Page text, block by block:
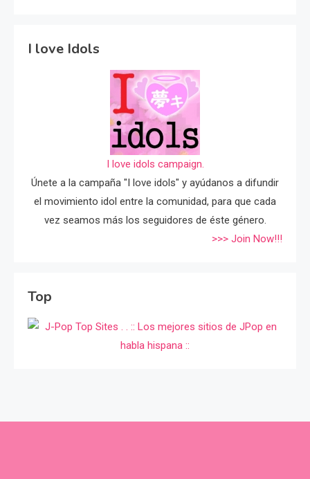
I love Idols
I love idols campaign.
Únete a la campaña "I love idols" y ayúdanos a difundir
el movimiento idol entre la comunidad, para que cada
vez seamos más los seguidores de éste género.
>>> Join Now!!!
Top